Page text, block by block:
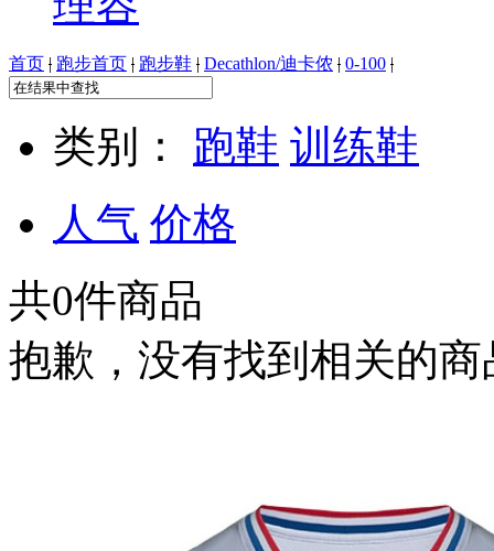
首页 | 跑步首页 | 跑步鞋 | Decathlon/迪卡侬 | 0-100 |
类别： 跑鞋 训练鞋
人气 价格
共0件商品
抱歉，没有找到相关的